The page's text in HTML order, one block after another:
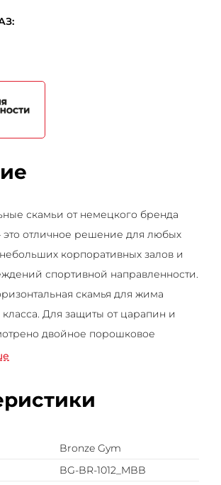
скамьи от немецкого бренда
это отличное решение для любых
корпоративных залов и
спортивной направленности.
скамья для жима
Для защиты от царапин и
двойное порошковое
выполнен из толстостенного
на модели BR-1012 материалы
с обивкой из экокожи
процесса.
Bronze Gym
BG-BR-1012_MBB